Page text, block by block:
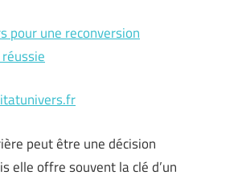
pour une reconversion
peut être une décision
elle offre souvent la clé d’un